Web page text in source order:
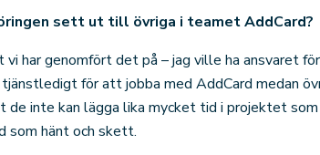
sett ut till övriga i teamet AddCard?
vi har genomfört det på – jag ville ha ansvaret
för att jobba med AddCard medan
inte kan lägga lika mycket tid i projektet som
som hänt och skett.